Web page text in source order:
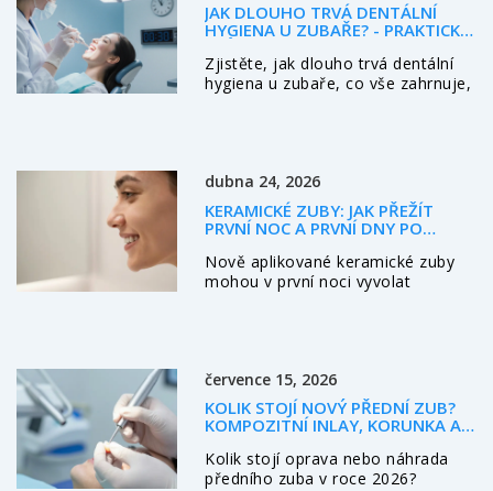
JAK DLOUHO TRVÁ DENTÁLNÍ
HYGIENA U ZUBAŘE? - PRAKTICKÝ
Zjistěte, jak dlouho trvá dentální
hygiena u zubaře, co vše zahrnuje,
dubna 24, 2026
KERAMICKÉ ZUBY: JAK PŘEŽÍT
PRVNÍ NOC A PRVNÍ DNY PO
Nově aplikované keramické zuby
mohou v první noci vyvolat
července 15, 2026
KOLIK STOJÍ NOVÝ PŘEDNÍ ZUB?
KOMPOZITNÍ INLAY, KORUNKA A
Kolik stojí oprava nebo náhrada
předního zuba v roce 2026?